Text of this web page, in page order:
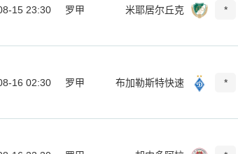
15 23:30 罗甲 米耶居尔丘克 *
16 02:30 罗甲 布加勒斯特快速 *